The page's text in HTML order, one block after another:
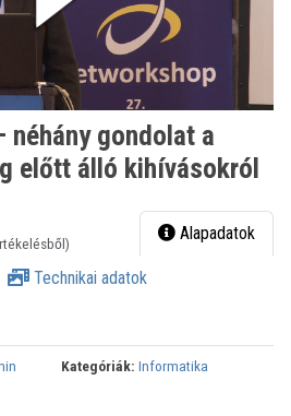
néhány gondolat a
előtt álló kihívásokról
Alapadatok
Technikai adatok
Kategóriák: Informatika